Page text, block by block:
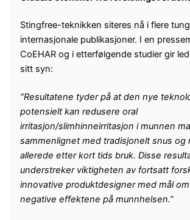
Stingfree-teknikken siteres nå i flere
internasjonale publikasjoner. I en
CoEHAR og i etterfølgende studier gir
sitt syn:
“Resultatene tyder på at den nye
potensielt kan redusere oral
irritasjon/slimhinneirritasjon i munnen
sammenlignet med tradisjonelt snus og
allerede etter kort tids bruk. Disse
understreker viktigheten av fortsatt
innovative produktdesigner med mål
negative effektene på munnhelsen.”